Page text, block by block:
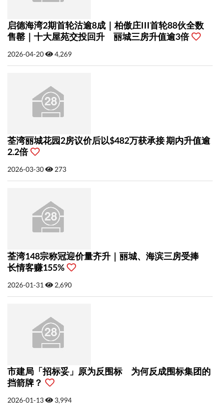
启德海湾2期首轮沽逾8成｜柏傲庄III首轮88伙全数
售罄｜十大屋苑交投回升 丽城三房升值逾3倍
2026-04-20 4,269
荃湾丽城花园2房议价后以$482万获承接 期内升值逾
2.2倍
2026-03-30 273
荃湾148宗称冠迎价量齐升｜丽城、海滨三房受捧
长情客赚155%
2026-01-31 2,690
市建局「招标妥」原为反围标 为何反成围标集团的
挡箭牌？
2026-01-13 3,994